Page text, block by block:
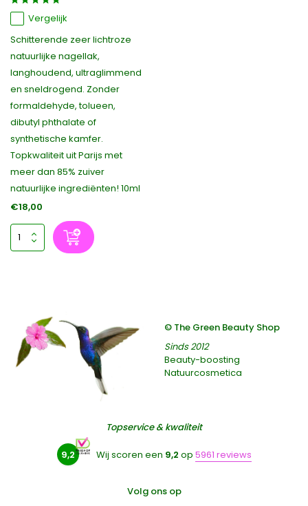
Vergelijk
Schitterende zeer lichtroze
natuurlijke nagellak,
langhoudend, ultraglimmend
en sneldrogend. Zonder
formaldehyde, tolueen,
dibutyl phthalate of
synthetische kamfer.
Topkwaliteit uit Parijs met
meer dan 85% zuiver
natuurlijke ingrediënten! 10ml
€18,00
© The Green Beauty Shop
Sinds 2012
Beauty-boosting
Natuurcosmetica
Topservice & kwaliteit
9,2 Wij scoren een 9,2 op 5961 reviews
Volg ons op